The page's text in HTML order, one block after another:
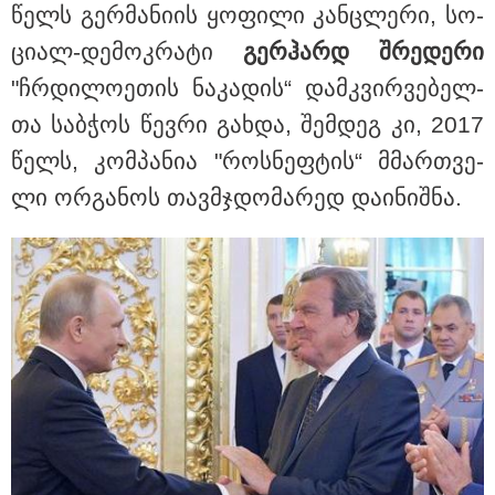
მნიშვნელოვანი ინფორმაცია
11:58 / 03-08-2026
ოქროსფერი კანი და წვნიანი შიგთავსი: როგორ
მოვამზადოთ სწორად პრემიუმ ხარისხის სოსისი -
რჩევები "შეფმაისტერის" ტექნოლოგისგან
წელს გერ­მა­ნი­ის ყო­ფი­ლი კან­ცლე­რი, სო­
ცი­ალ-დე­მოკ­რა­ტი გერ­ჰარდ შრე­დე­რი
"ჩრდი­ლო­ე­თის ნა­კა­დის“ დამ­კვირ­ვე­ბელ­
თა საბ­ჭოს წევ­რი გახ­და, შემ­დეგ კი, 2017
წელს, კომ­პა­ნია "როს­ნეფ­ტის“ მმარ­თვე­
ლი ორ­გა­ნოს თავ­მჯდო­მა­რედ და­ი­ნიშ­ნა.